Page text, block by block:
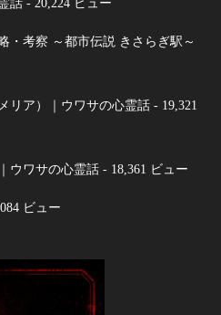
話 - 20,224 ビュー
・考察 ～都市伝説 きさらぎ駅～
リア）｜ウワサの心霊話 - 19,321
ウワサの心霊話 - 18,361 ビュー
ビュー